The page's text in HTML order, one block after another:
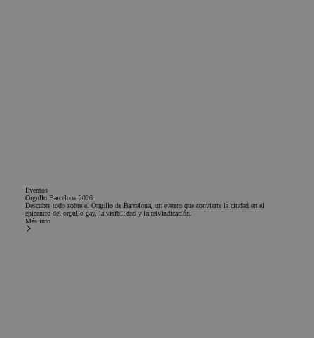
Eventos
Orgullo Barcelona 2026
Descubre todo sobre el Orgullo de Barcelona, un evento que convierte la ciudad en el
epicentro del orgullo gay, la visibilidad y la reivindicación.
Más info